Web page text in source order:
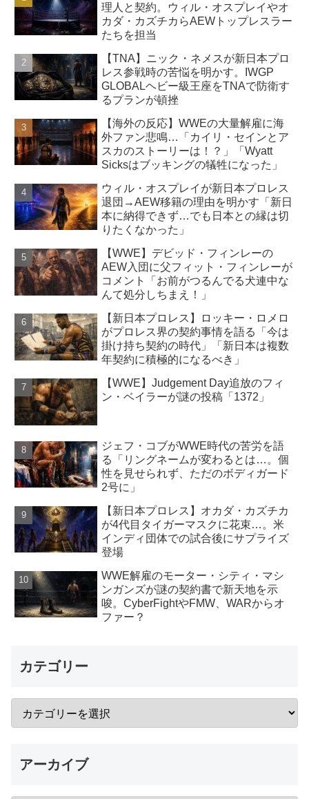
理人と契約。ウィル・オスプレイやオ
カダ・カズチカらAEWトップレスラー
たちを担当
【TNA】ニック・ネメスが新日本プロ
レス参戦時の苦悩を明かす。IWGP
GLOBALヘビー級王座をTNAで防衛す
るプランが頓挫
【海外の反応】WWEの大量解雇に海
外ファン悲鳴…「カイリ・セインとア
スカのストーリーは！？」「Wyatt
Sicksはブッキングの犠牲になった」
ウィル・オスプレイが新日本プロレス
退団→AEW移籍の理由を明かす「新日
本に納得できず…でも日本との縁は切
りたくなかった」
【WWE】デビッド・フィンレーの
AEW入団に父フィット・フィンレーが
コメント「お前がつるんでる犬連中な
んて処分しちまえ！」
【新日本プロレス】ロッキー・ロメロ
がプロレス界の契約事情を語る「今は
掛け持ち契約の時代」「新日本は複数
年契約に積極的になるべき」
【WWE】Judgement Day追放のフィ
ン・ベイラーが謎の投稿「1372」
ジェフ・コブがWWE時代の苦労を語
る「リングネームが変わるとは…。個
性を見せられず、ただのボディガード
2号に」
【新日本プロレス】オカダ・カズチカ
が4代目タイガーマスクに花束…。米
インディ団体での試合後にサプライズ
登場
WWE解雇のモーター・シティ・マシ
ンガンズが謎の契約書で新天地を示
唆。CyberFightやFMW、WARからオ
ファー？
カテゴリー
アーカイブ